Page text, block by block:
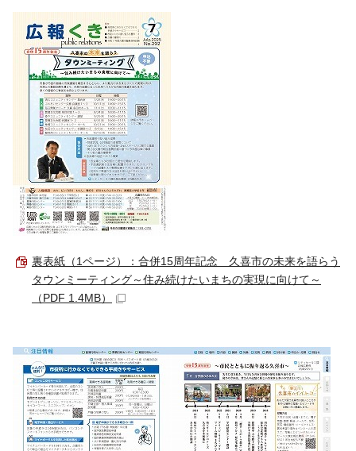
裏表紙（1ページ）：合併15周年記念 久喜市の未来を語らう
タウンミーティング～住み続けたいまちの実現に向けて～
（PDF 1.4MB）